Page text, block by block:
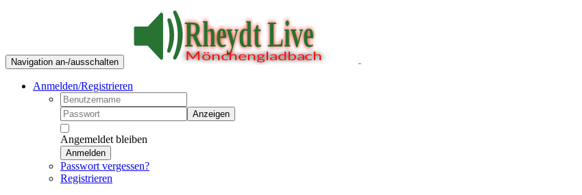
Navigation an-/ausschalten
Anmelden/Registrieren
Anzeigen
Angemeldet bleiben
Anmelden
Passwort vergessen?
Registrieren